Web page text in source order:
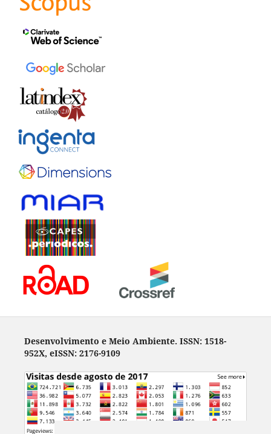
Desenvolvimento e Meio Ambiente. ISSN: 1518-
952X, eISSN: 2176-9109